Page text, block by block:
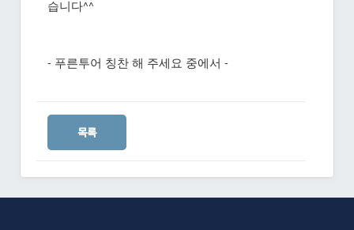
습니다^^
- 푸른투어 칭찬 해 주세요 중에서 -
목록